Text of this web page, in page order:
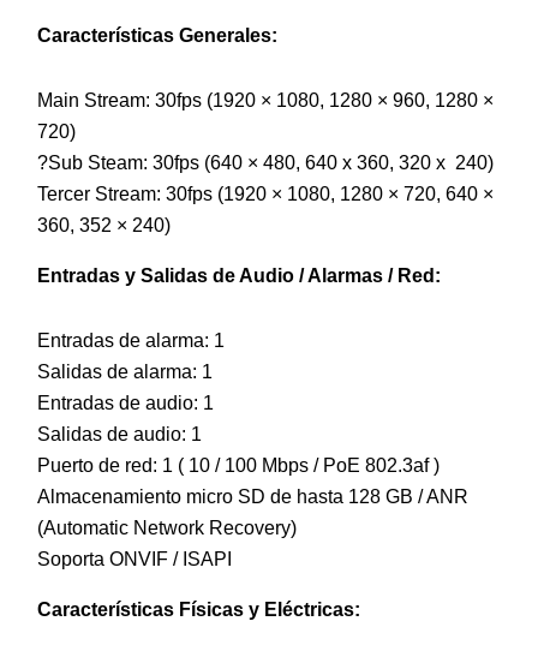
Características Generales:
Main Stream: 30fps (1920 × 1080, 1280 × 960, 1280 ×
720)
?Sub Steam: 30fps (640 × 480, 640 x 360, 320 x 240)
Tercer Stream: 30fps (1920 × 1080, 1280 × 720, 640 ×
360, 352 × 240)
Entradas y Salidas de Audio / Alarmas / Red:
Entradas de alarma: 1
Salidas de alarma: 1
Entradas de audio: 1
Salidas de audio: 1
Puerto de red: 1 ( 10 / 100 Mbps / PoE 802.3af )
Almacenamiento micro SD de hasta 128 GB / ANR
(Automatic Network Recovery)
Soporta ONVIF / ISAPI
Características Físicas y Eléctricas: